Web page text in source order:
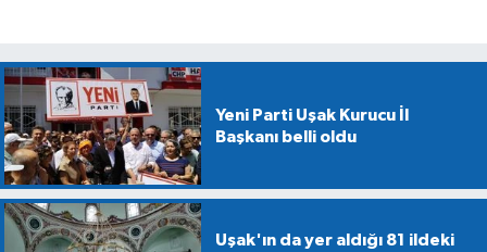
Yeni Parti Uşak Kurucu İl
Başkanı belli oldu
Uşak'ın da yer aldığı 81 ildeki